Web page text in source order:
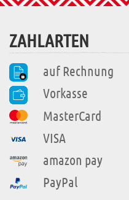
ZAHLARTEN
auf Rechnung
Vorkasse
MasterCard
VISA
amazon pay
PayPal